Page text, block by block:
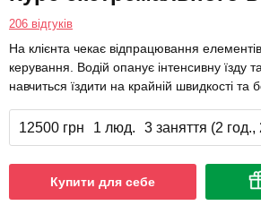
206 відгуків
На клієнта чекає відпрацювання
керування. Водій опанує інтенсивну їзду
навчиться їздити на крайній швидкості та
12500 грн 1 люд. 3 заняття (2 год.,
Купити для себе